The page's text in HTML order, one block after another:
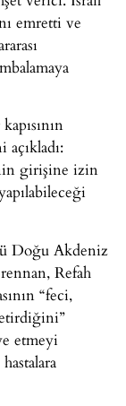
emretti ve
girişine izin
Doğu Akdeniz
Refah
“feci,
etmeyi